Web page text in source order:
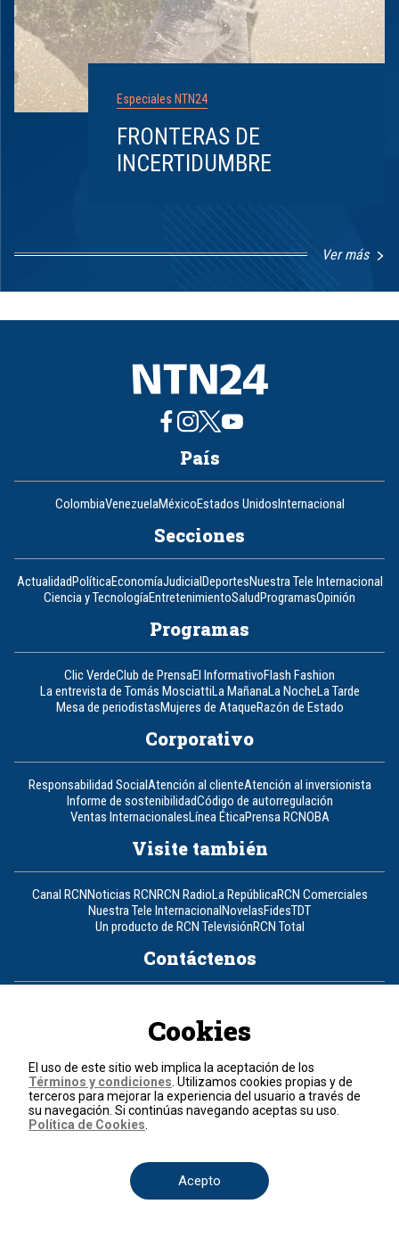
Especiales NTN24
FRONTERAS DE
INCERTIDUMBRE
Ver más
8
País
ColombiaVenezuelaMéxicoEstados UnidosInternacional
Secciones
ActualidadPolíticaEconomíaJudicialDeportesNuestra Tele Internacional
Ciencia y TecnologíaEntretenimientoSaludProgramasOpinión
Programas
Clic VerdeClub de PrensaEl InformativoFlash Fashion
La entrevista de Tomás MosciattiLa MañanaLa NocheLa Tarde
Mesa de periodistasMujeres de AtaqueRazón de Estado
Corporativo
Responsabilidad SocialAtención al clienteAtención al inversionista
Informe de sostenibilidadCódigo de autorregulación
Ventas InternacionalesLínea ÉticaPrensa RCNOBA
Visite también
Canal RCNNoticias RCNRCN RadioLa RepúblicaRCN Comerciales
Nuestra Tele InternacionalNovelasFidesTDT
Un producto de RCN TelevisiónRCN Total
Contáctenos
Política de cookies
Términos y condiciones
© 2026, RCN Medios.
Todos los derechos reservados.
Cookies
El uso de este sitio web implica la aceptación de los
Términos y condiciones . Utilizamos cookies propias y de
terceros para mejorar la experiencia del usuario a través de
su navegación. Si continúas navegando aceptas su uso.
Política de Cookies
Acepto